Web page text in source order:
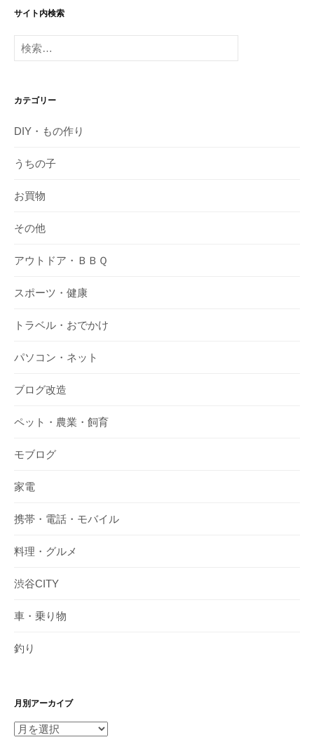
サイト内検索
検
索:
カテゴリー
DIY・もの作り
うちの子
お買物
その他
アウトドア・ＢＢＱ
スポーツ・健康
トラベル・おでかけ
パソコン・ネット
ブログ改造
ペット・農業・飼育
モブログ
家電
携帯・電話・モバイル
料理・グルメ
渋谷CITY
車・乗り物
釣り
月別アーカイブ
月